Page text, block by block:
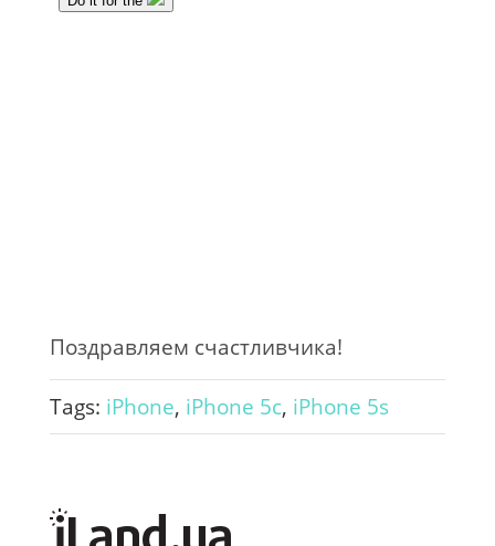
Поздравляем счастливчика!
Tags: iPhone, iPhone 5c, iPhone 5s